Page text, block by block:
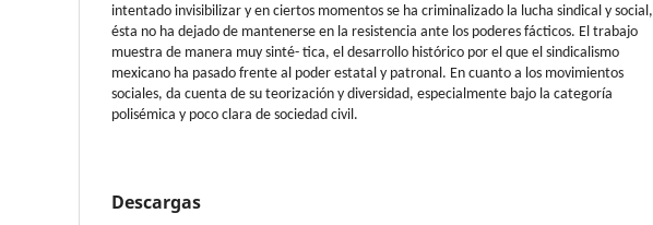
intentado invisibilizar y en ciertos momentos se ha criminalizado la lucha sindical y social,
ésta no ha dejado de mantenerse en la resistencia ante los poderes fácticos. El trabajo
muestra de manera muy sinté- tica, el desarrollo histórico por el que el sindicalismo
mexicano ha pasado frente al poder estatal y patronal. En cuanto a los movimientos
sociales, da cuenta de su teorización y diversidad, especialmente bajo la categoría
polisémica y poco clara de sociedad civil.
Descargas